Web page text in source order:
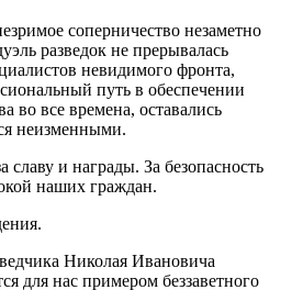
соперничество незаметно
разведок не прерывалась
невидимого фронта,
путь в обеспечении
во все времена, оставались
неизменными.
и награды. За безопасность
наших граждан.
Николая Ивановича
для нас примером беззаветного